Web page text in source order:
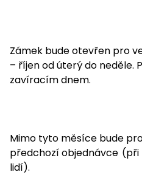
Zámek bude otevřen pro
– říjen od úterý do neděle.
zavíracím dnem.
Mimo tyto měsíce bude
předchozí objednávce (při
lidí).